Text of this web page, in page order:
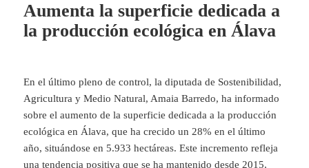
Aumenta la superficie dedicada a
la producción ecológica en Álava
En el último pleno de control, la diputada de Sostenibilidad,
Agricultura y Medio Natural, Amaia Barredo, ha informado
sobre el aumento de la superficie dedicada a la producción
ecológica en Álava, que ha crecido un 28% en el último
año, situándose en 5.933 hectáreas. Este incremento refleja
una tendencia positiva que se ha mantenido desde 2015,